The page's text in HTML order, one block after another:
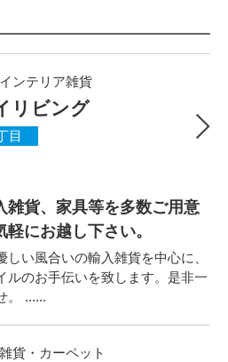
ンテリア雑貨
リビング
目
雑貨、家具等を多数ご用意
にお越し下さい。
い風合いの輸入雑貨を中心に、
ルのお手伝いを致します。是非一
。 ......
貨・カーペット